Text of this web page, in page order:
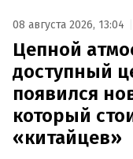
08 августа 2026, 13:04
Цепной
доступный
появился
который
«китайцев»